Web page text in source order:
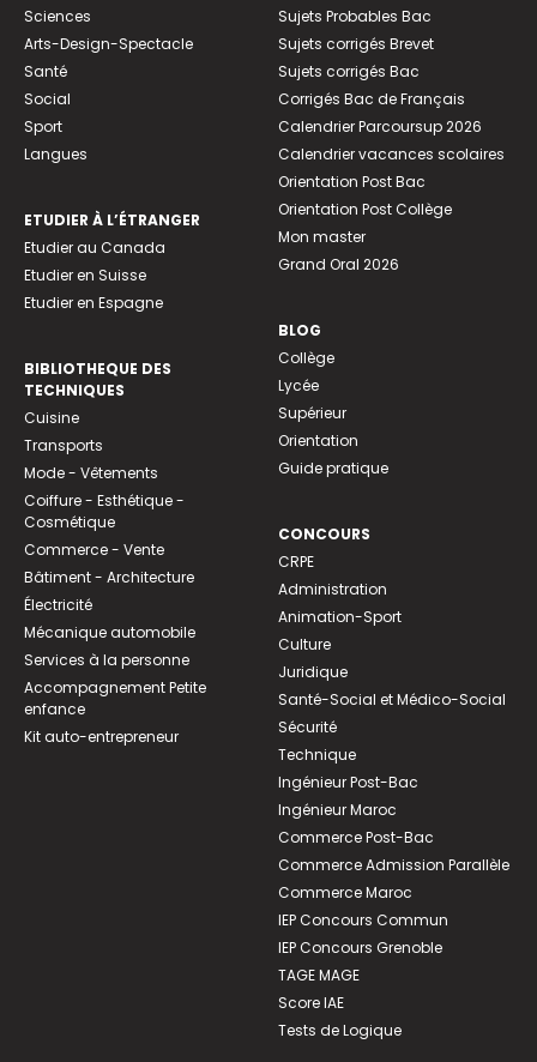
Sciences
Arts-Design-Spectacle
Santé
Social
Sport
Langues
ETUDIER À L’ÉTRANGER
Etudier au Canada
Etudier en Suisse
Etudier en Espagne
BIBLIOTHEQUE DES
TECHNIQUES
Cuisine
Transports
Mode - Vêtements
Coiffure - Esthétique -
Cosmétique
Commerce - Vente
Bâtiment - Architecture
Électricité
Mécanique automobile
Services à la personne
Accompagnement Petite
enfance
Kit auto-entrepreneur
Sujets Probables Bac
Sujets corrigés Brevet
Sujets corrigés Bac
Corrigés Bac de Français
Calendrier Parcoursup 2026
Calendrier vacances scolaires
Orientation Post Bac
Orientation Post Collège
Mon master
Grand Oral 2026
BLOG
Collège
Lycée
Supérieur
Orientation
Guide pratique
CONCOURS
CRPE
Administration
Animation-Sport
Culture
Juridique
Santé-Social et Médico-Social
Sécurité
Technique
Ingénieur Post-Bac
Ingénieur Maroc
Commerce Post-Bac
Commerce Admission Parallèle
Commerce Maroc
IEP Concours Commun
IEP Concours Grenoble
TAGE MAGE
Score IAE
Tests de Logique